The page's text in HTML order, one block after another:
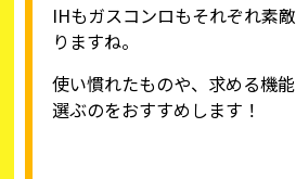
IHもガスコンロもそれぞれ素
りますね。
使い慣れたものや、求める機
選ぶのをおすすめします！